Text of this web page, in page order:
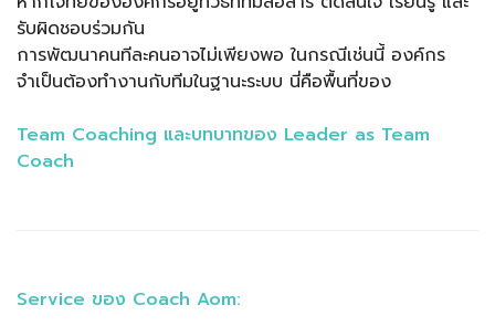
รับผิดชอบร่วมกัน
การพัฒนาคนทีละคนอาจไม่เพียงพอ ในกรณีเช่นนี้ องค์กร
จำเป็นต้องทำงานกับทีมในฐานะระบบ นี่คือพื้นที่ของ
Team Coaching และบทบาทของ Leader as Team
Coach
Service ของ Coach Aom: